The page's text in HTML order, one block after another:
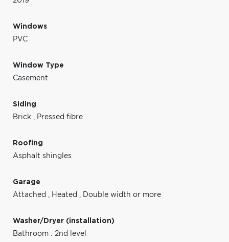
Windows
PVC
Window Type
Casement
Siding
Brick , Pressed fibre
Roofing
Asphalt shingles
Garage
Attached , Heated , Double width or more
Washer/Dryer (installation)
Bathroom : 2nd level